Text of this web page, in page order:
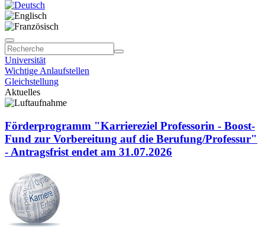
Universität
Wichtige Anlaufstellen
Gleichstellung
Aktuelles
Förderprogramm "Karriereziel Professorin - Boost-
Fund zur Vorbereitung auf die Berufung/Professur"
- Antragsfrist endet am 31.07.2026